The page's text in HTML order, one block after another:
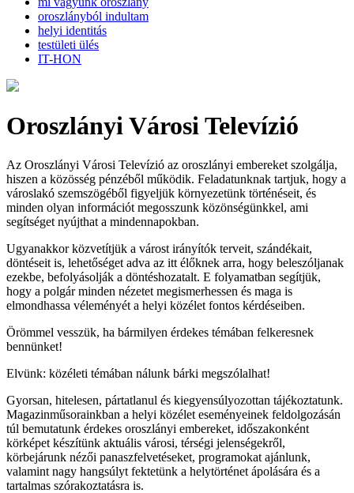
oroszlányból indultam
helyi identitás
testületi ülés
IT-HON
Oroszlányi Városi Televízió
Az Oroszlányi Városi Televízió az oroszlányi embereket szolgálja,
hiszen a közösség pénzéből működik. Feladatunknak tartjuk, hogy a
városlakó szemszögéből figyeljük környezetünk történéseit, és
minden olyan információt megosszunk közönségünkkel, ami
segítséget nyújthat a mindennapokban.
Ugyanakkor közvetítjük a várost irányítók terveit, szándékait,
döntéseit is, lehetőséget adva az itt élőknek arra, hogy beleszóljanak
ezekbe, befolyásolják a döntéshozatalt. E folyamatban segítjük,
hogy a polgár minden nézetet megismerhessen és maga is
elmondhassa véleményét a helyi közélet fontos kérdéseiben.
Örömmel vesszük, ha bármilyen érdekes témában felkeresnek
bennünket!
Elvünk: közéleti témában nálunk bárki megszólalhat!
Gyorsan, hitelesen, pártatlanul és kiegyensúlyozottan tájékoztatunk.
Magazinműsorainkban a helyi közélet eseményeinek feldolgozásán
túl bemutatunk érdekes oroszlányi embereket, időszakonként
körképet készítünk aktuális városi, térségi jelenségekről,
körbejárunk nézői panaszfelvetéseket, programokat ajánlunk,
valamint nagy hangsúlyt fektetünk a helytörténet ápolására és a
tartalmas szórakoztatásra is.